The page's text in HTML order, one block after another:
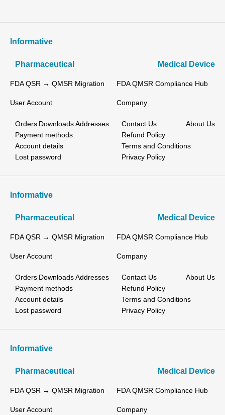
Informative
Pharmaceutical Medical Device
FDA QSR → QMSR Migration FDA QMSR Compliance Hub
User Account
Orders Downloads Addresses
Payment methods
Account details
Lost password
Company
Contact Us
About Us
Refund Policy
Terms and Conditions
Privacy Policy
Informative
Pharmaceutical Medical Device
FDA QSR → QMSR Migration FDA QMSR Compliance Hub
User Account
Orders Downloads Addresses
Payment methods
Account details
Lost password
Company
Contact Us
About Us
Refund Policy
Terms and Conditions
Privacy Policy
Informative
Pharmaceutical Medical Device
FDA QSR → QMSR Migration FDA QMSR Compliance Hub
User Account Company